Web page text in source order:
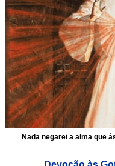
Nada negarei a alma que